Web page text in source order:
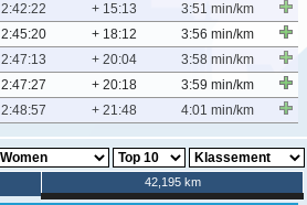
2:42:22 + 15:13
3:51 min/km
2:45:20 + 18:12
3:56 min/km
2:47:13 + 20:04
3:58 min/km
2:47:27 + 20:18
3:59 min/km
2:48:57 + 21:48 4:01 min/km
42,195 km